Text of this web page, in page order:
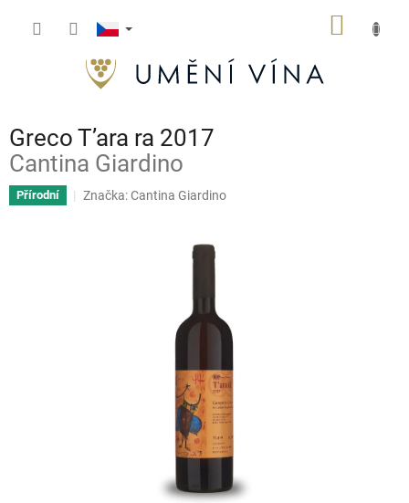
Greco T’ara ra 2017
Cantina Giardino
Přírodní Značka:Cantina Giardino